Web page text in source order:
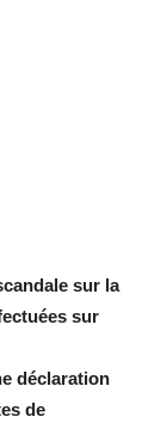
sur la
sur
déclaration
de